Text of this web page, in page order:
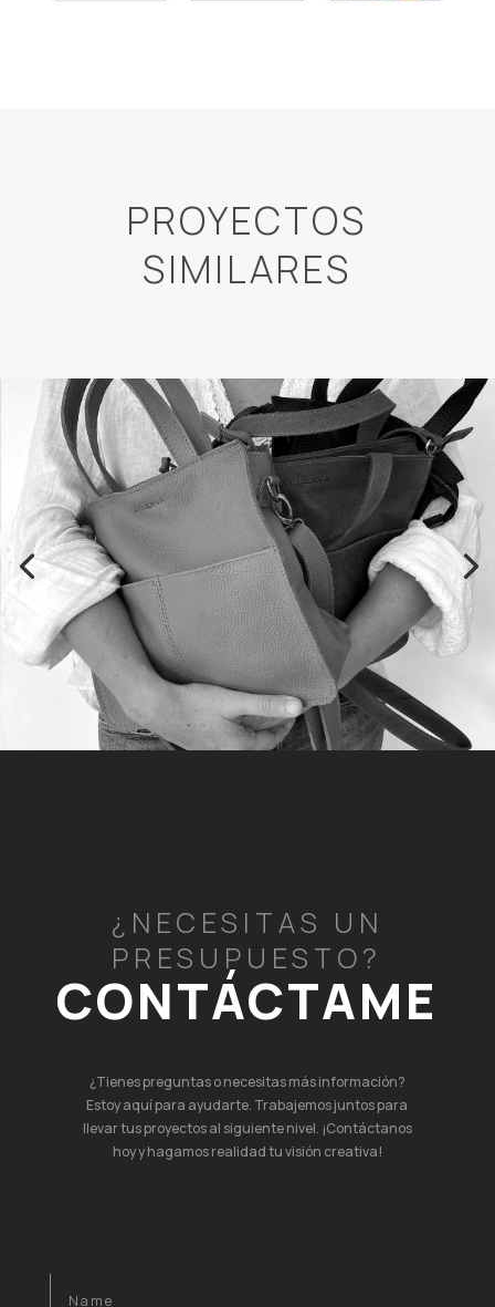
PROYECTOS
SIMILARES
¿NECESITAS UN
PRESUPUESTO?
CONTÁCTAME
¿Tienes preguntas o necesitas más información?
Estoy aquí para ayudarte. Trabajemos juntos para
llevar tus proyectos al siguiente nivel. ¡Contáctanos
hoy y hagamos realidad tu visión creativa!